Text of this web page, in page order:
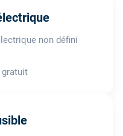
non défini
gratuit